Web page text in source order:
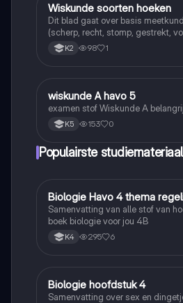
Wiskunde
Wiskunde soorten hoeken
Dit blad gaat over basis
(scherp, recht, stomp, gestrekt,
en loodrechte (⊥) lijnen, en de
K2 98 1
Wiskunde
wiskunde A havo 5
examen stof Wiskunde A
K5 153 0
Populairste studiemateriaal
Biologie
Biologie Havo 4 thema
Samenvatting van alle stof van
boek biologie voor jou 4B
K4 295 6
Biologie
Biologie hoofdstuk 4
Samenvatting over sex en